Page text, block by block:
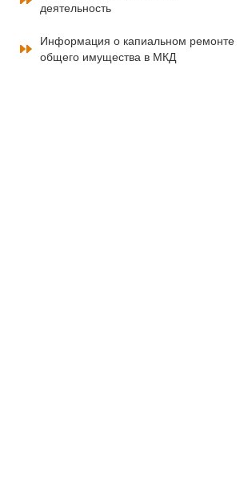
деятельность
Информация о капиальном ремонте
общего имущества в МКД